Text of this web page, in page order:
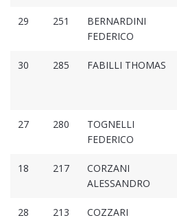
29 251
BERNARDINI
FEDERICO
30 285 FABILLI THOMAS
27 280
TOGNELLI
FEDERICO
18 217
CORZANI
ALESSANDRO
28 213
COZZARI